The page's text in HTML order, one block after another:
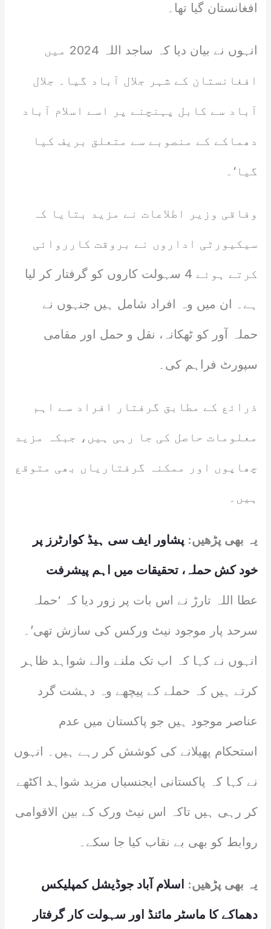
افغانستان گیا تھا۔
انہوں نے بیان دیا کہ ساجد اللہ 2024 میں
افغانستان کے شہر جلال آباد گیا۔ جلال
آباد سے کابل پہنچنے پر اسے اسلام آباد
دھماکے کے منصوبے سے متعلق بریف کیا
گیا‘۔
وفاقی وزیر اطلاعات نے مزید بتایا کہ
سیکیورٹی اداروں نے بروقت کارروائی
کرتے ہوئے 4 سہولت کاروں کو گرفتار کر لیا
ہے۔ ان میں وہ افراد شامل ہیں جنہوں نے
حملہ آور کو ٹھکانہ، نقل و حمل اور مقامی
سپورٹ فراہم کی۔
ذرائع کے مطابق گرفتار افراد سے اہم
معلومات حاصل کی جا رہی ہیں، جبکہ مزید
چھاپوں اور ممکنہ گرفتاریاں بھی متوقع
ہیں۔
یہ بھی پڑھیں: پشاور ایف سی ہیڈ کوارٹرز پر
خود کش حملہ، تحقیقات میں اہم پیشرفت
عطا اللہ تارڑ نے اس بات پر زور دیا کہ ‘حملہ
سرحد پار موجود نیٹ ورکس کی سازش تھی’۔
انہوں نے کہا کہ اب تک ملنے والے شواہد ظاہر
کرتے ہیں کہ حملے کے پیچھے وہ دہشت گرد
عناصر موجود ہیں جو پاکستان میں عدم
استحکام پھیلانے کی کوشش کر رہے ہیں۔ انہوں
نے کہا کہ پاکستانی ایجنسیاں مزید شواہد اکٹھے
کر رہی ہیں تاکہ اس نیٹ ورک کے بین الاقوامی
روابط کو بھی بے نقاب کیا جا سکے۔
یہ بھی پڑھیں: اسلام آباد جوڈیشل کمپلیکس
دھماکے کا ماسٹر مائنڈ اور سہولت کار گرفتار